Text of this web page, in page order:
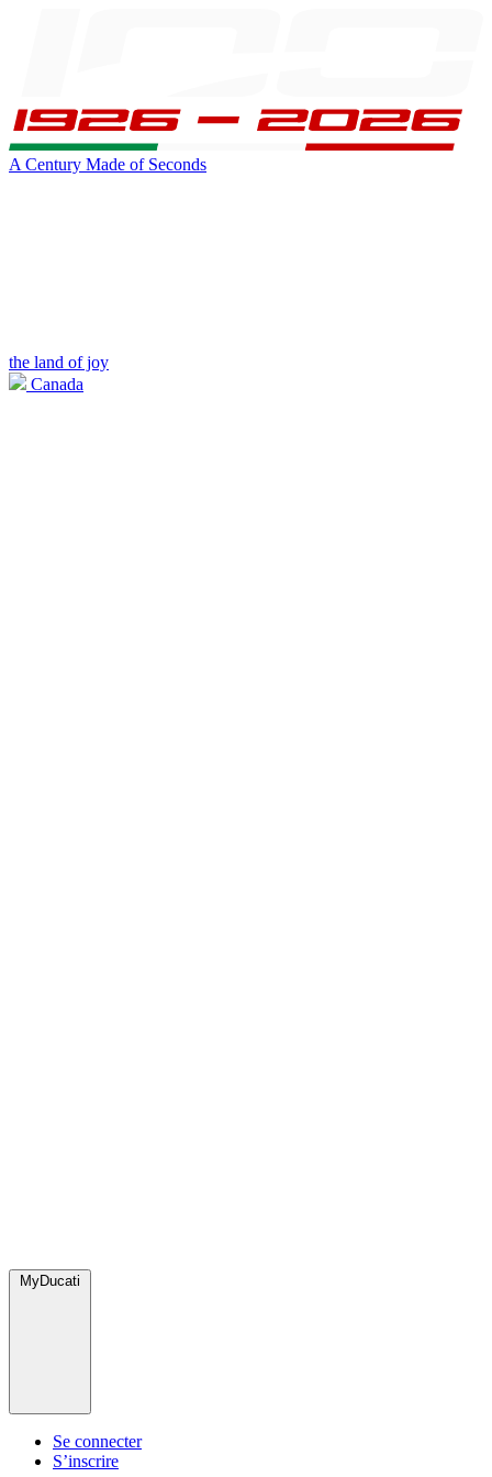
A Century Made of Seconds
the land of joy
Canada
MyDucati
Se connecter
S’inscrire